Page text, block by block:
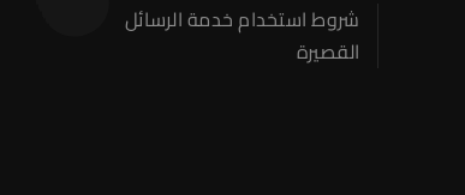
شروط استخدام خدمة الرسائل
القصيرة